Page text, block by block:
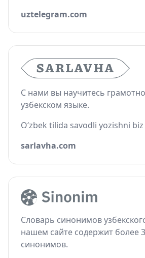
uztelegram.com
С нами вы научитесь
узбекском языке.
O‘zbek tilida savodli yozishni
sarlavha.com
Словарь синонимов
нашем сайте содержит более
синонимов.